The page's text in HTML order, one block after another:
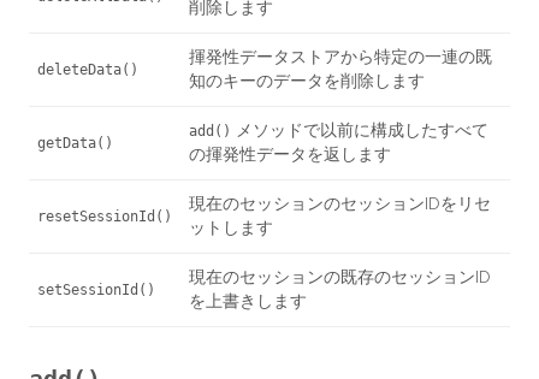
削除します
deleteData()
揮発性データストアから特定の一連の既
知のキーのデータを削除します
getData()
add() メソッドで以前に構成したすべて
の揮発性データを返します
resetSessionId()
現在のセッションのセッションIDをリセ
ットします
setSessionId()
現在のセッションの既存のセッションID
を上書きします